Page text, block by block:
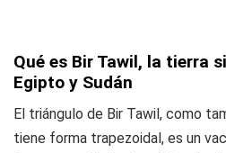
Qué es Bir Tawil, la tierra
Egipto y Sudán
El triángulo de Bir Tawil, como
tiene forma trapezoidal, es un